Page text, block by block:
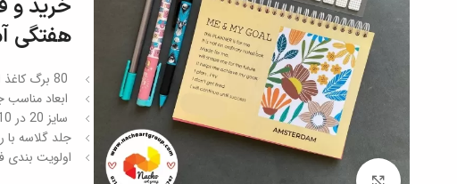
خرید و
هفتگی
ابعاد
سایز 20 در 10 سانت – گرماژ 80
جلد گلاسه
اولویت